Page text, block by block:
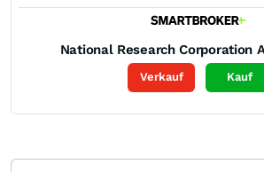
National Research Corporation
Verkauf Kauf